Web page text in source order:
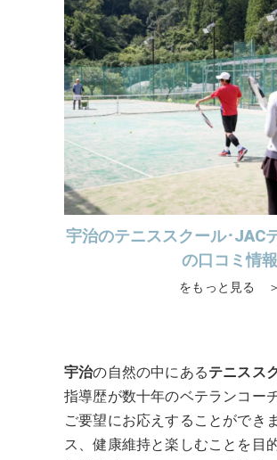
宇治のテニススクール･JAC
の口コミ情報
をもっと見る ＞
宇治の自然の中にあるテニスス
指導歴が数十年のベテランコー
ご要望にお応えすることができ
ス、健康維持と楽しむことを目